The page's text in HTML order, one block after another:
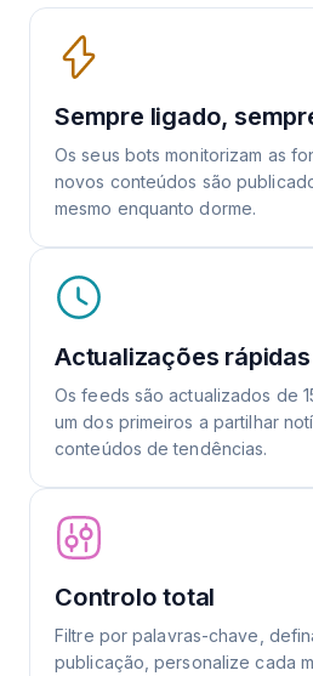
Sempre ligado,
Os seus bots monitorizam as
novos conteúdos são
mesmo enquanto dorme.
Actualizações rápidas
Os feeds são actualizados de
um dos primeiros a partilhar
conteúdos de tendências.
Controlo total
Filtre por palavras-chave,
publicação, personalize cada